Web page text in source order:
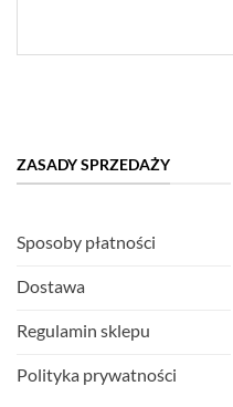
ZASADY SPRZEDAŻY
Sposoby płatności
Dostawa
Regulamin sklepu
Polityka prywatności